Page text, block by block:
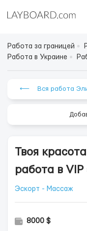
Работа за границей
Работа в Украине
⟵ Вся работа
Твоя
работа в VIP
Эскорт - Массаж
8000 $